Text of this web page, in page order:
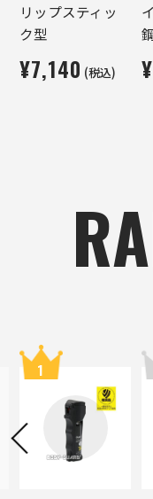
リップスティッ
ク型
¥7,140 (税込)
1